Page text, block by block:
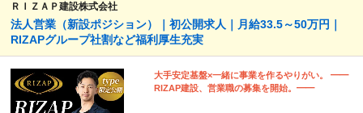
ＲＩＺＡＰ建設株式会社
法人営業（新設ポジション）｜初公開求人｜月給33.5～50万円｜
RIZAPグループ社割など福利厚生充実
大手安定基盤×一緒に事業を作るやりがい。 ━━
RIZAP建設、営業職の募集を開始。━━